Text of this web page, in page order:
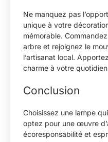
Ne manquez pas
unique à votre
mémorable.
arbre et rejoignez le
l’artisanat local.
charme à votre
Conclusion
Choisissez une lampe
optez pour une œuvre
écoresponsabilité et